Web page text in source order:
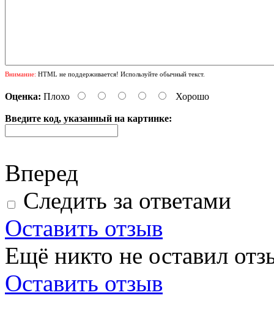
Внимание: HTML не поддерживается! Используйте обычный текст.
Оценка: Плохо Хорошо
Введите код, указанный на картинке:
Вперед
Следить за ответами
Оставить отзыв
Ещё никто не оставил
Оставить отзыв